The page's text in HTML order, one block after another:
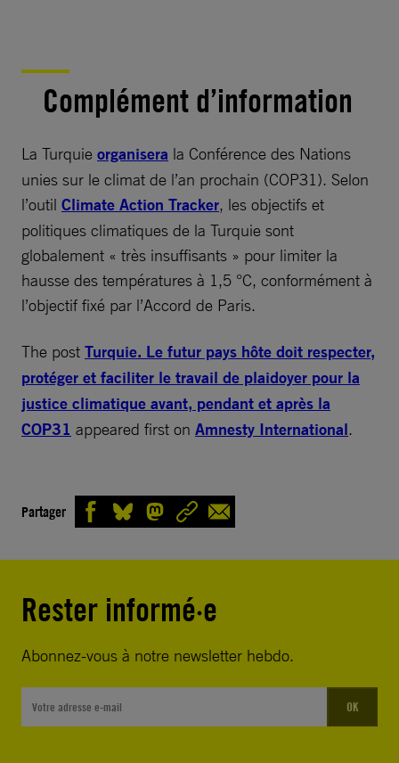
Complément d’information
La Turquie organisera la Conférence des Nations
unies sur le climat de l’an prochain (COP31). Selon
l’outil Climate Action Tracker, les objectifs et
politiques climatiques de la Turquie sont
globalement « très insuffisants » pour limiter la
hausse des températures à 1,5 °C, conformément à
l’objectif fixé par l’Accord de Paris.
The post Turquie. Le futur pays hôte doit respecter,
protéger et faciliter le travail de plaidoyer pour la
justice climatique avant, pendant et après la
COP31 appeared first on Amnesty International.
Partager
Rester informé·e
Abonnez-vous à notre newsletter hebdo.
OK